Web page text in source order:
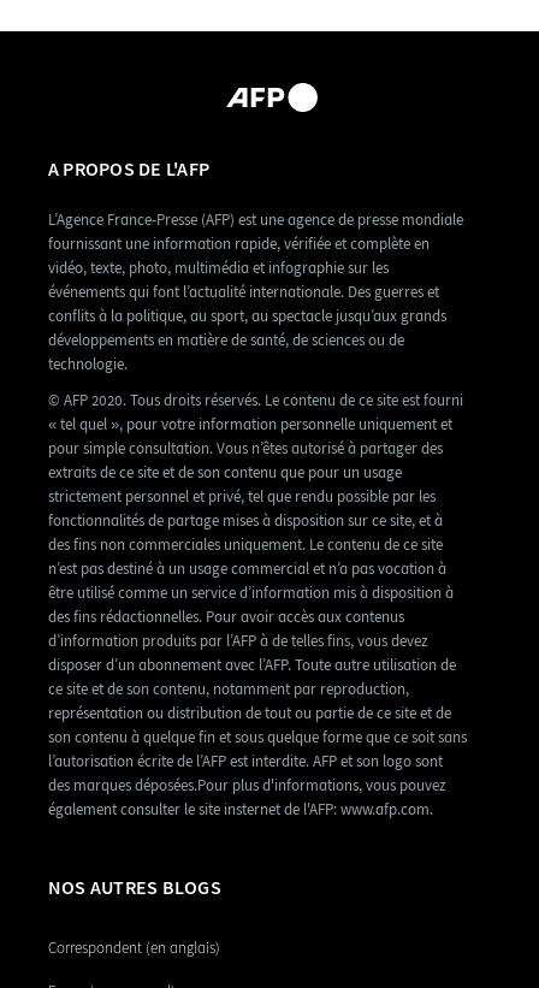
A PROPOS DE L'AFP
L’Agence France-Presse (AFP) est une agence de presse mondiale
fournissant une information rapide, vérifiée et complète en
vidéo, texte, photo, multimédia et infographie sur les
événements qui font l’actualité internationale. Des guerres et
conflits à la politique, au sport, au spectacle jusqu’aux grands
développements en matière de santé, de sciences ou de
technologie.
© AFP 2020. Tous droits réservés. Le contenu de ce site est fourni
« tel quel », pour votre information personnelle uniquement et
pour simple consultation. Vous n’êtes autorisé à partager des
extraits de ce site et de son contenu que pour un usage
strictement personnel et privé, tel que rendu possible par les
fonctionnalités de partage mises à disposition sur ce site, et à
des fins non commerciales uniquement. Le contenu de ce site
n’est pas destiné à un usage commercial et n’a pas vocation à
être utilisé comme un service d’information mis à disposition à
des fins rédactionnelles. Pour avoir accès aux contenus
d’information produits par l’AFP à de telles fins, vous devez
disposer d’un abonnement avec l’AFP. Toute autre utilisation de
ce site et de son contenu, notamment par reproduction,
représentation ou distribution de tout ou partie de ce site et de
son contenu à quelque fin et sous quelque forme que ce soit sans
l’autorisation écrite de l’AFP est interdite. AFP et son logo sont
des marques déposées.Pour plus d'informations, vous pouvez
également consulter le site insternet de l'AFP: www.afp.com.
NOS AUTRES BLOGS
Correspondent (en anglais)